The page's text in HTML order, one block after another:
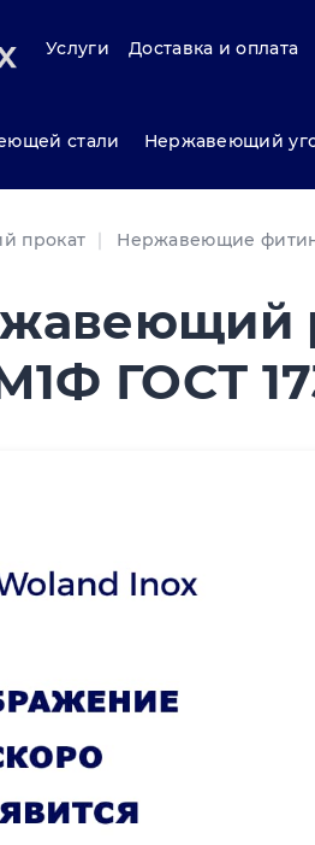
Услуги Доставка и оплата
стали Нержавеющий
прокат Нержавеющие
ГОСТ